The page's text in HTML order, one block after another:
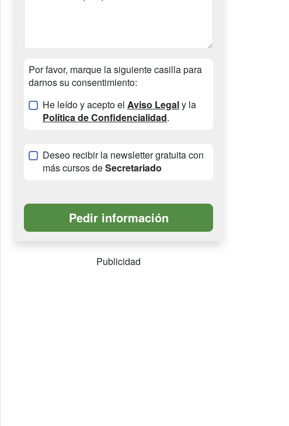
Por favor, marque la siguiente casilla para
darnos su consentimiento:
He leído y acepto el Aviso Legaly la
Política de Confidencialidad.
Deseo recibir la newsletter gratuita con
más cursos deSecretariado
Publicidad